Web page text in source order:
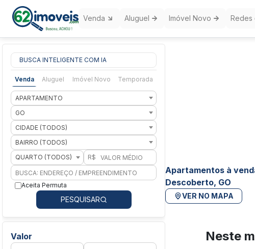
Venda Aluguel Imóvel Novo Redes
BUSCA INTELIGENTE COM IA
Venda Aluguel Imóvel Novo Temporada
APARTAMENTO
GO
CIDADE (TODOS)
BAIRRO (TODOS)
QUARTO (TODOS)
R$
Aceita Permuta
PESQUISAR
Valor
Apartamentos à
Descoberto, GO
VER NO MAPA
Neste